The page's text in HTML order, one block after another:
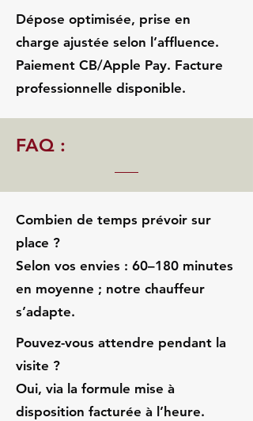
Dépose optimisée, prise en
charge ajustée selon l’affluence.
Paiement CB/Apple Pay. Facture
professionnelle disponible.
FAQ :
Combien de temps prévoir sur
place ?
Selon vos envies : 60–180 minutes
en moyenne ; notre chauffeur
s’adapte.
Pouvez-vous attendre pendant la
visite ?
Oui, via la formule mise à
disposition facturée à l’heure.